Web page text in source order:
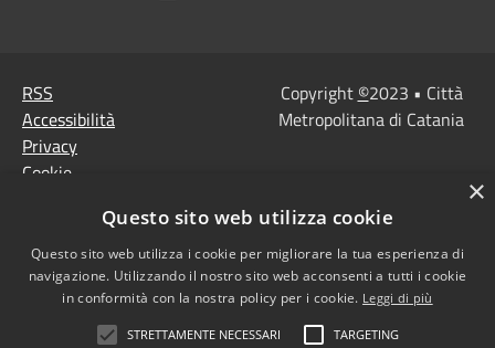
RSS
Accessibilità
Privacy
Cookie
Note Legali
Agenzia per l'Italia
digitale
accessibilità
Copyright ©2023 • Città
Metropolitana di Catania
×
Questo sito web utilizza cookie
Questo sito web utilizza i cookie per migliorare la tua esperienza di
navigazione. Utilizzando il nostro sito web acconsenti a tutti i cookie
in conformità con la nostra policy per i cookie. Leggi di più
STRETTAMENTE NECESSARI TARGETING